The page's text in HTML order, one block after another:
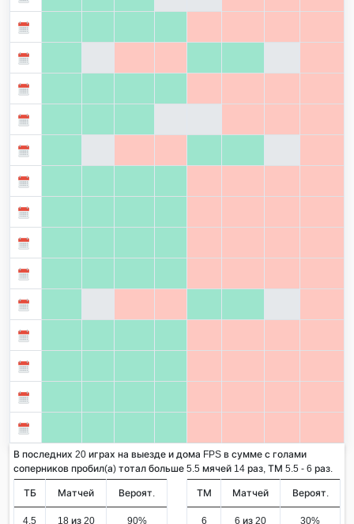
В последних 20 играх на выезде и дома FPS в сумме с голами
соперников пробил(а) тотал больше 5.5 мячей 14 раз, ТМ 5.5 - 6 раз.
ТБ Матчей Вероят.
4.5 18 из 20 90%
ТМ Матчей Вероят.
6 6 из 20 30%